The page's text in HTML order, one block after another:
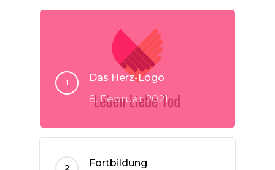
Das Herz-Logo
8. Februar 2021
Fortbildung